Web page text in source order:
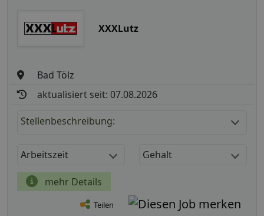
XXXLutz
Bad Tölz
aktualisiert seit: 07.08.2026
Stellenbeschreibung:
Arbeitszeit Gehalt
mehr Details
Teilen